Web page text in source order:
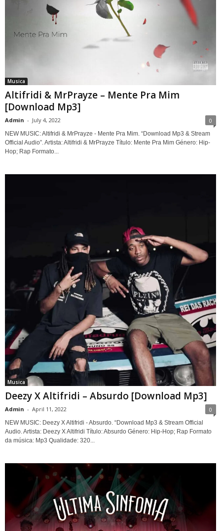
Musica
Altifridi & MrPrayze – Mente Pra Mim
[Download Mp3]
Admin - July 4, 2022 0
NEW MUSIC: Altifridi & MrPrayze - Mente Pra Mim. “Download Mp3 & Stream
Official Audio”. Artista: Altifridi & MrPrayze Título: Mente Pra Mim Género: Hip-
Hop; Rap Formato...
Musica
Deezy X Altifridi – Absurdo [Download Mp3]
Admin - April 11, 2022 0
NEW MUSIC: Deezy X Altifridi - Absurdo. “Download Mp3 & Stream Official
Audio. Artista: Deezy X Altifridi Título: Absurdo Género: Hip-Hop; Rap Formato
da música: Mp3 Qualidade: 320...